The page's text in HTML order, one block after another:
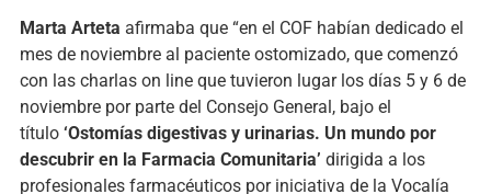
Marta Arteta afirmaba que “en el COF habían dedicado el
mes de noviembre al paciente ostomizado, que comenzó
con las charlas on line que tuvieron lugar los días 5 y 6 de
noviembre por parte del Consejo General, bajo el
título ‘Ostomías digestivas y urinarias. Un mundo por
descubrir en la Farmacia Comunitaria’ dirigida a los
profesionales farmacéuticos por iniciativa de la Vocalía